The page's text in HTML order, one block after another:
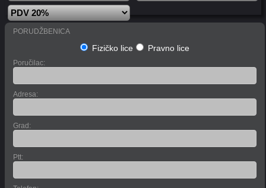
PORUDŽBENICA
Fizičko lice Pravno lice
Poručilac:
Adresa:
Grad:
Ptt: